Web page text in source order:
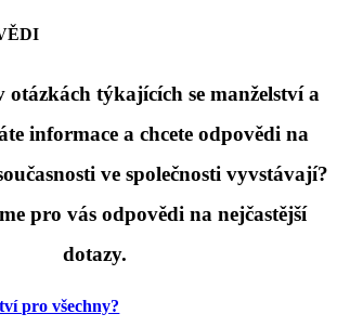
otázkách týkajících se manželství a
informace a chcete odpovědi na
ve společnosti vyvstávají?
pro vás odpovědi na nejčastější
dotazy.
pro všechny?